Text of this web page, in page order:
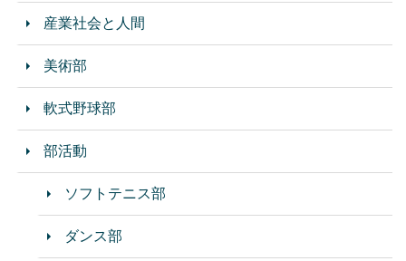
産業社会と人間
美術部
軟式野球部
部活動
ソフトテニス部
ダンス部